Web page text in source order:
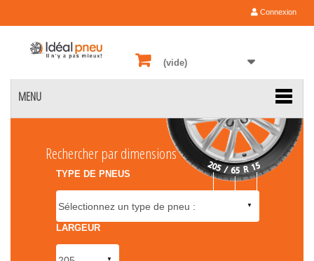
Connexion
(vide)
MENU
Rechercher par dimensions
TYPE DE PNEUS
LARGEUR